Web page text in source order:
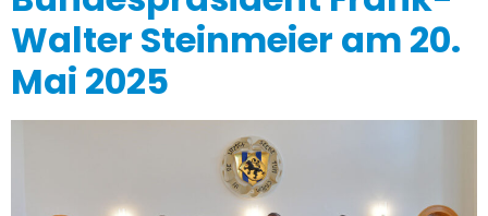
Walter Steinmeier am 20.
Mai 2025